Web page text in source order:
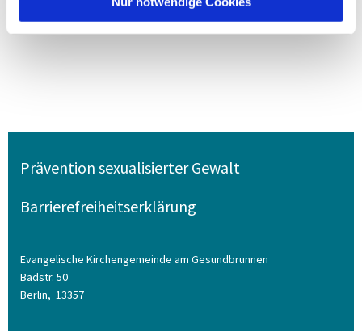
Prävention sexualisierter Gewalt
Barrierefreiheitserklärung
Evangelische Kirchengemeinde am Gesundbrunnen
Badstr. 50
Berlin, 13357